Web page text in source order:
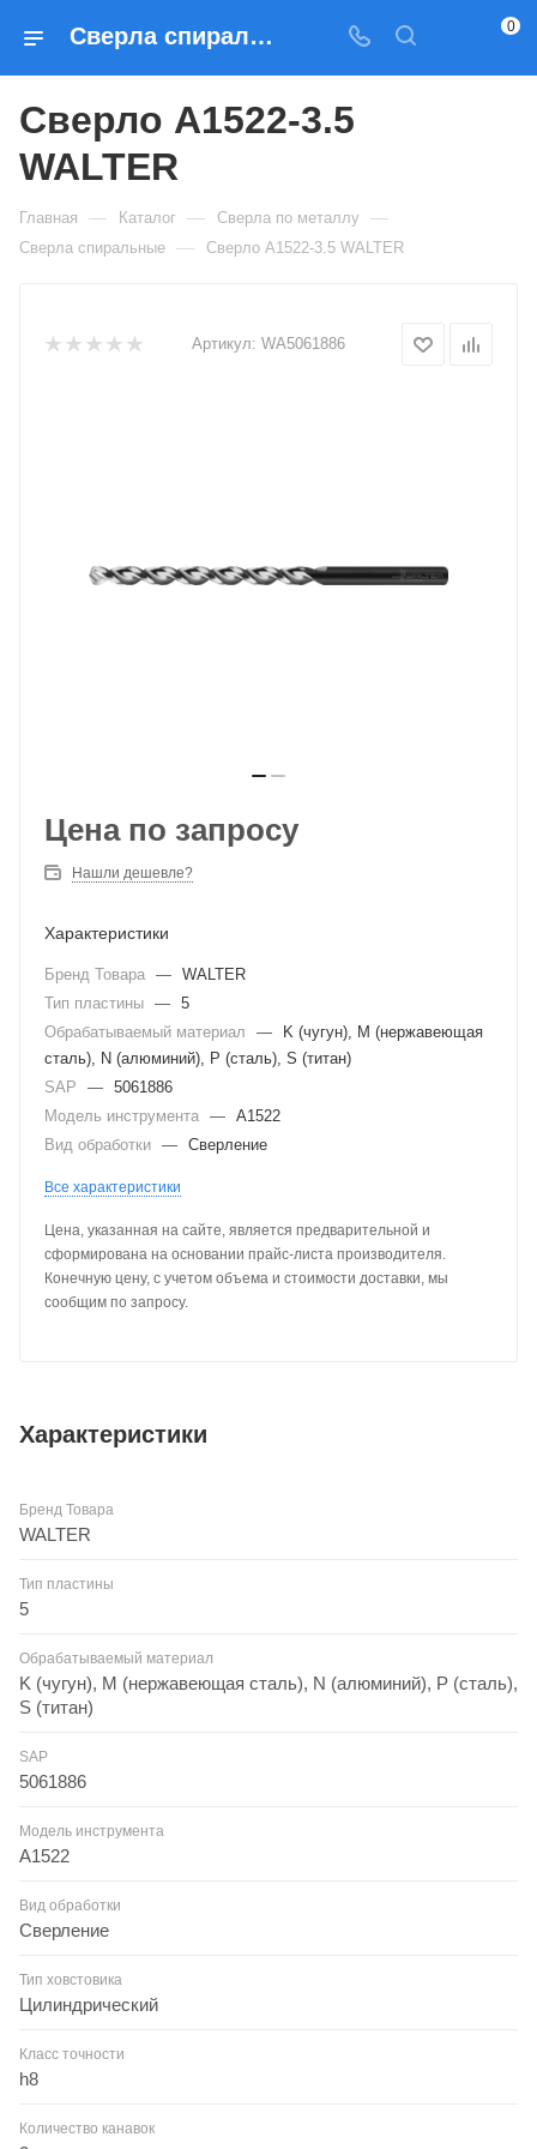
Сверла спиральные Сверло A1522-3.5 WALTER — купить по выгодным ценам в Москве 0
Сверло A1522-3.5
WALTER
Главная — Каталог — Сверла по металлу —
Сверла спиральные — Сверло A1522-3.5 WALTER
Артикул: WA5061886
Цена по запросу
Нашли дешевле?
Характеристики
Бренд Товара — WALTER
Тип пластины — 5
Обрабатываемый материал
—
K (чугун), M (нержавеющая
сталь), N (алюминий), P (сталь), S (титан)
SAP
— 5061886
Модель инструмента — A1522
Вид обработки — Сверление
Все характеристики
Цена, указанная на сайте, является предварительной и
сформирована на основании прайс-листа производителя.
Конечную цену, с учетом объема и стоимости доставки, мы
сообщим по запросу.
Характеристики
Бренд Товара
WALTER
Тип пластины
5
Обрабатываемый материал
K (чугун), M (нержавеющая сталь), N (алюминий), P (сталь),
S (титан)
SAP
5061886
Модель инструмента
A1522
Вид обработки
Сверление
Тип ховстовика
Цилиндрический
Класс точности
h8
Количество канавок